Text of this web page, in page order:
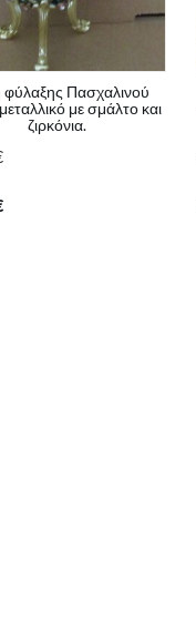
Πασχαλινού
με σμάλτο και
ζιρκόνια.